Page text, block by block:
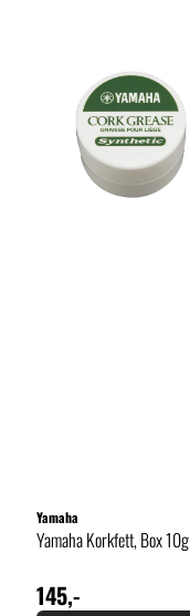
Yamaha
Yamaha Korkfett, Box 10g
145,-